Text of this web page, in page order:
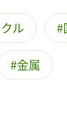
ル
金属